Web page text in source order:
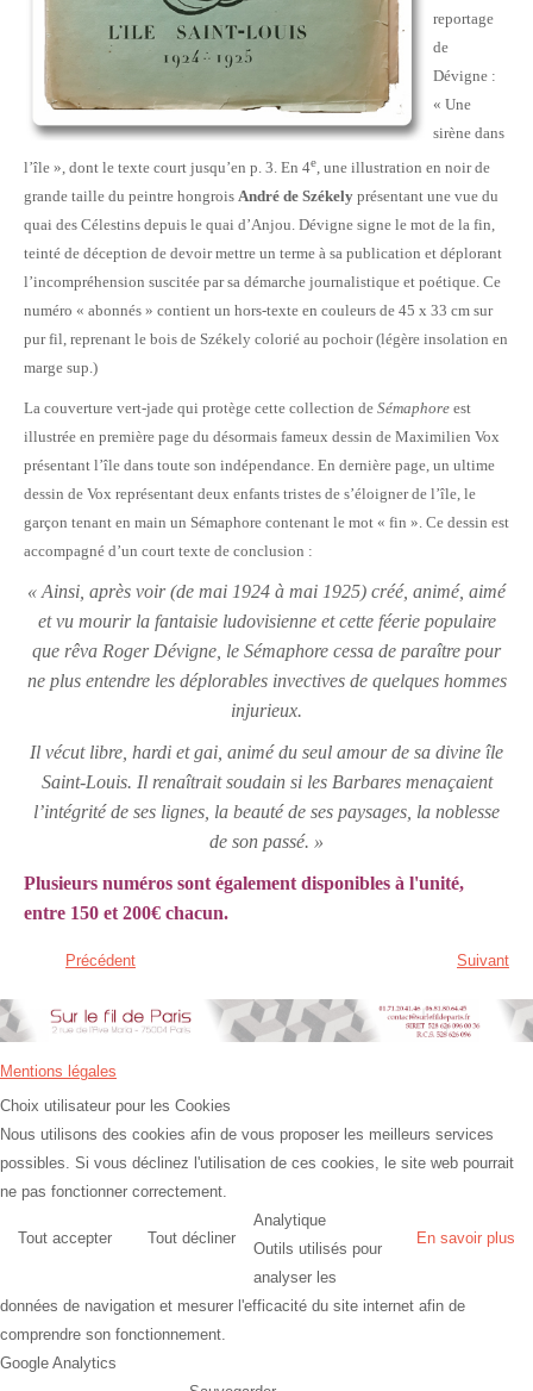
reportage
de
Dévigne :
« Une
sirène dans
l’île », dont le texte court jusqu’en p. 3. En 4e, une illustration en noir de
grande taille du peintre hongrois André de Székely présentant une vue du
quai des Célestins depuis le quai d’Anjou. Dévigne signe le mot de la fin,
teinté de déception de devoir mettre un terme à sa publication et déplorant
l’incompréhension suscitée par sa démarche journalistique et poétique. Ce
numéro « abonnés » contient un hors-texte en couleurs de 45 x 33 cm sur
pur fil, reprenant le bois de Székely colorié au pochoir (légère insolation en
marge sup.)
La couverture vert-jade qui protège cette collection de Sémaphore est
illustrée en première page du désormais fameux dessin de Maximilien Vox
présentant l’île dans toute son indépendance. En dernière page, un ultime
dessin de Vox représentant deux enfants tristes de s’éloigner de l’île, le
garçon tenant en main un Sémaphore contenant le mot « fin ». Ce dessin est
accompagné d’un court texte de conclusion :
« Ainsi, après voir (de mai 1924 à mai 1925) créé, animé, aimé
et vu mourir la fantaisie ludovisienne et cette féerie populaire
que rêva Roger Dévigne, le Sémaphore cessa de paraître pour
ne plus entendre les déplorables invectives de quelques hommes
injurieux.
Il vécut libre, hardi et gai, animé du seul amour de sa divine île
Saint-Louis. Il renaîtrait soudain si les Barbares menaçaient
l’intégrité de ses lignes, la beauté de ses paysages, la noblesse
de son passé. »
Plusieurs numéros sont également disponibles à l'unité,
entre 150 et 200€ chacun.
Précédent Suivant
Mentions légales
Choix utilisateur pour les Cookies
Nous utilisons des cookies afin de vous proposer les meilleurs services
possibles. Si vous déclinez l'utilisation de ces cookies, le site web pourrait
ne pas fonctionner correctement.
Tout accepter Tout décliner En savoir plus
Analytique
Outils utilisés pour
analyser les
données de navigation et mesurer l'efficacité du site internet afin de
comprendre son fonctionnement.
Google Analytics